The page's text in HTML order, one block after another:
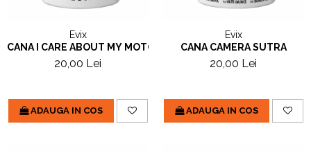
Evix
CANA I CARE ABOUT MY MOTORBIKE
20,00 Lei
ADAUGA IN COS
Evix
CANA CAMERA SUTRA
20,00 Lei
ADAUGA IN COS